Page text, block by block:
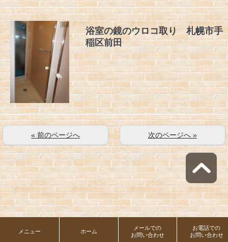
浴室の鏡のウロコ取り 札幌市手
稲区前田
次のページへ »
« 前のページへ
メニュー ホーム
メールでの
お問い合わせ
お電話での
お問い合わせ